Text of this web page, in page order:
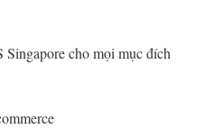
Singapore cho mọi mục đích